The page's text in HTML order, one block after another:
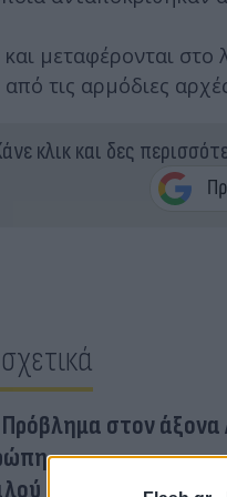
μεταφέρονται
τις αρμόδιες
κλικ και δες
στον άξονα
βυθίζεται - Οι